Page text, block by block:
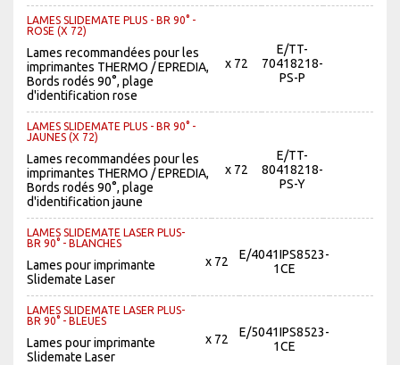
LAMES SLIDEMATE PLUS - BR 90° -
ROSE (X 72)
Lames recommandées pour les
imprimantes THERMO / EPREDIA,
Bords rodés 90°, plage
d'identification rose
x 72
E/TT-
70418218-
PS-P
LAMES SLIDEMATE PLUS - BR 90° -
JAUNES (X 72)
Lames recommandées pour les
imprimantes THERMO / EPREDIA,
Bords rodés 90°, plage
d'identification jaune
x 72
E/TT-
80418218-
PS-Y
LAMES SLIDEMATE LASER PLUS-
BR 90° - BLANCHES
Lames pour imprimante
Slidemate Laser
x 72
E/4041IPS8523-
1CE
LAMES SLIDEMATE LASER PLUS-
BR 90° - BLEUES
Lames pour imprimante
Slidemate Laser
x 72
E/5041IPS8523-
1CE